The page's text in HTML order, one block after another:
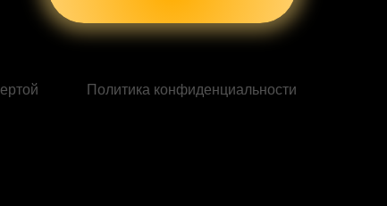
Политика конфиденциальности